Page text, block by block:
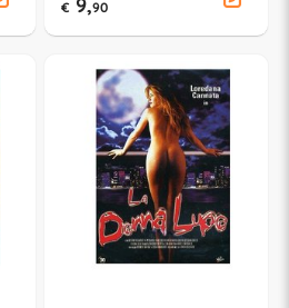
€ 90